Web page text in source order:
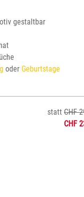
gestaltbar
oder Geburtstage
statt CHF
CHF